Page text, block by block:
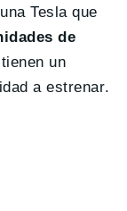
Tesla que
de
un
a estrenar.